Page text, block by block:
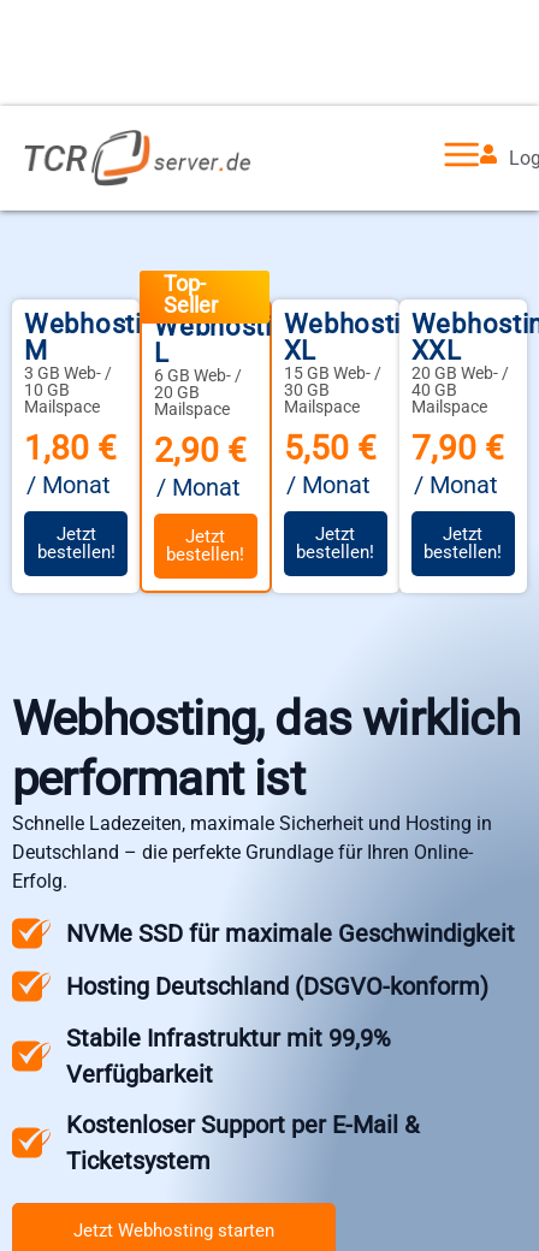
Webhosting
M
3 GB Web- /
10 GB
Mailspace
1,80 €
/ Monat
Jetzt
bestellen!
Top-
Seller
Webhosting
L
6 GB Web- /
20 GB
Mailspace
2,90 €
/ Monat
Jetzt
bestellen!
Webhosting
XL
15 GB Web- /
30 GB
Mailspace
5,50 €
/ Monat
Jetzt
bestellen!
XXL
20 GB Web- /
40 GB
Mailspace
7,90 €
/ Monat
Jetzt
bestellen!
Webhosting, das wirklich
performant ist
Schnelle Ladezeiten, maximale Sicherheit und Hosting in
Deutschland – die perfekte Grundlage für Ihren Online-
Erfolg.
NVMe SSD für maximale Geschwindigkeit
Hosting Deutschland (DSGVO-konform)
Stabile Infrastruktur mit 99,9%
Verfügbarkeit
Kostenloser Support per E-Mail &
Ticketsystem
Jetzt Webhosting starten